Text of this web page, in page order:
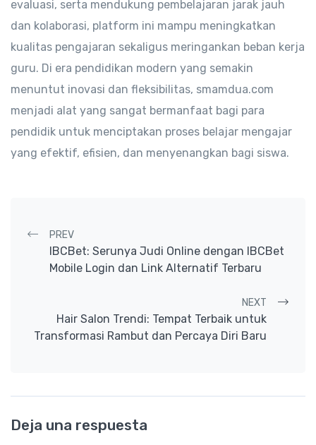
evaluasi, serta mendukung pembelajaran jarak jauh
dan kolaborasi, platform ini mampu meningkatkan
kualitas pengajaran sekaligus meringankan beban kerja
guru. Di era pendidikan modern yang semakin
menuntut inovasi dan fleksibilitas, smamdua.com
menjadi alat yang sangat bermanfaat bagi para
pendidik untuk menciptakan proses belajar mengajar
yang efektif, efisien, dan menyenangkan bagi siswa.
Post navigation
PREV
IBCBet: Serunya Judi Online dengan IBCBet
Mobile Login dan Link Alternatif Terbaru
NEXT
Hair Salon Trendi: Tempat Terbaik untuk
Transformasi Rambut dan Percaya Diri Baru
Deja una respuesta